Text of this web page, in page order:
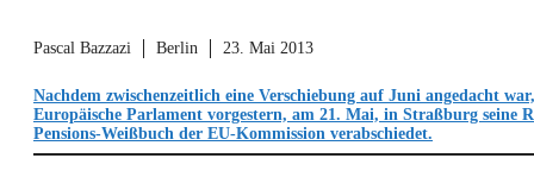
Pascal Bazzazi Berlin 23. Mai 2013
Nachdem zwischenzeitlich eine Verschiebung auf Juni angedacht
Europäische Parlament vorgestern, am 21. Mai, in Straßburg seine
Pensions-Weißbuch der EU-Kommission verabschiedet.